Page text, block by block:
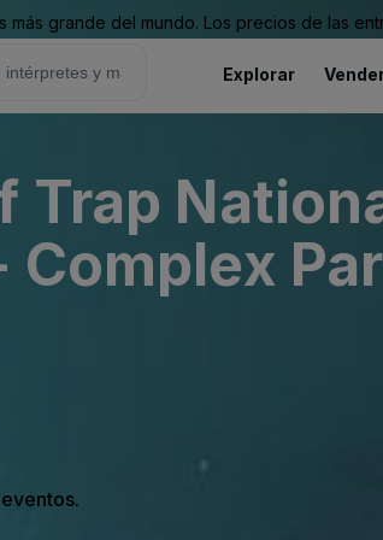
grande del mundo. Los precios de las
Explorar
Trap